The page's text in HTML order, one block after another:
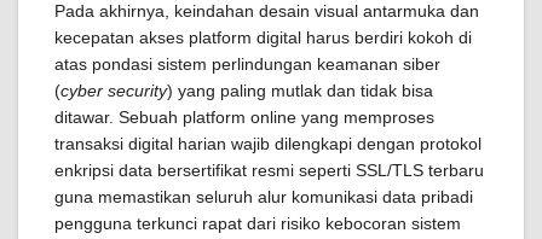
Pada akhirnya, keindahan desain visual antarmuka dan
kecepatan akses platform digital harus berdiri kokoh di
atas pondasi sistem perlindungan keamanan siber
(cyber security) yang paling mutlak dan tidak bisa
ditawar. Sebuah platform online yang memproses
transaksi digital harian wajib dilengkapi dengan protokol
enkripsi data bersertifikat resmi seperti SSL/TLS terbaru
guna memastikan seluruh alur komunikasi data pribadi
pengguna terkunci rapat dari risiko kebocoran sistem